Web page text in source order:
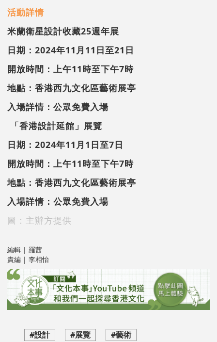
活動詳情
米蘭衛星設計收藏25週年展
日期：2024年11月11日至21日
開放時間：上午11時至下午7時
地點：香港西九文化區藝術展亭
入場詳情：公眾免費入場
「香港設計延館」展覽
日期：2024年11月1日至7日
開放時間：上午11時至下午7時
地點：香港西九文化區藝術展亭
入場詳情：公眾免費入場
圖：主辦方提供
編輯 | 羅茜
責編 | 李相怡
#設計 #展覽
#藝術